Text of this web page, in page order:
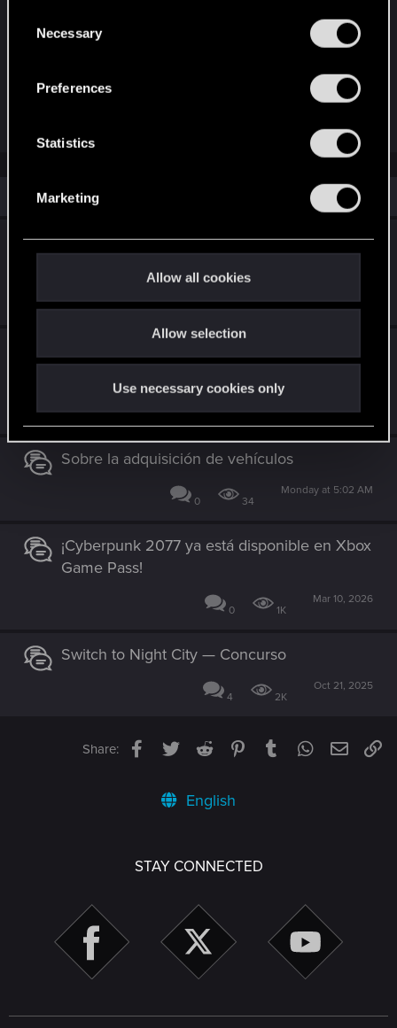
and tweak your preferences regarding them in the
Necessary
Preferences
Statistics
Marketing
Allow all cookies
Allow selection
Use necessary cookies only
actualmente en producción con estreno previsto
Last edited:Jul 6, 2025
e
a
i
o
Similar threads
¡Ya está aquí la actualización de
0 618
0 768
Sobre la adquisición de vehículos
0 34
Monday at 5:02 AM
¡Cyberpunk 2077 ya está disponible en Xbox
Game Pass!
0 1K
Mar 10, 2026
Switch to Night City — Concurso
4 2K
Oct 21, 2025
Share: Facebook
TwitterReddit PinterestTumblrWhatsApp
Email
English
STAY CONNECTED